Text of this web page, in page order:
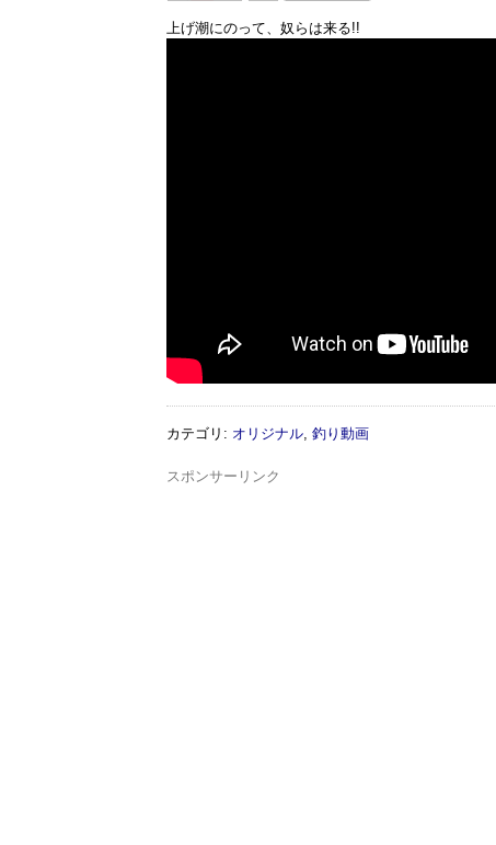
上げ潮にのって、奴らは来る!!
カテゴリ : オリジナル 釣り動画
スポンサーリンク